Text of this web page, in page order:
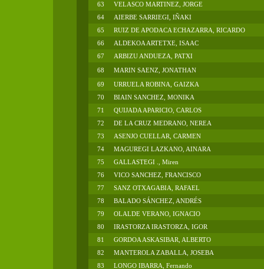
63
VELASCO MARTINEZ, JORGE
64
AIERBE SARRIEGI, IÑAKI
65
RUIZ DE APODACA ECHAZARRA, RICARDO
66
ALDEKOA ARTETXE, ISAAC
67
ARBIZU ANDUEZA, PATXI
68
MARIN SAENZ, JONATHAN
69
URRUELA ROBINA, GAIZKA
70
BIAIN SANCHEZ, MONIKA
71
QUIJADA APARICIO, CARLOS
72
DE LA CRUZ MEDRANO, NEREA
73
ASENJO CUELLAR, CARMEN
74
MAGUREGI LAZKANO, AINARA
75
GALLASTEGI ., Miren
76
VICO SANCHEZ, FRANCISCO
77
SANZ OTXAGABIA, RAFAEL
78
BALADO SÁNCHEZ, ANDRÉS
79
OLALDE VERANO, IGNACIO
80
IRASTORZA IRASTORZA, IGOR
81
GORDOA ASKASIBAR, ALBERTO
82
MANTEROLA ZABALLA, JOSEBA
83
LONGO IBARRA, Fernando